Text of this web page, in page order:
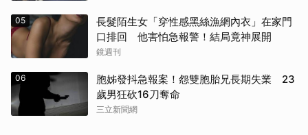
05
長髮陌生女「穿性感黑絲漁網內衣」在家門
口排回 他害怕急報警！結局竟神展開
鏡週刊
06
胞姊發抖急報案！怨雙胞胎兄長期失業 23
歲男狂砍16刀奪命
三立新聞網